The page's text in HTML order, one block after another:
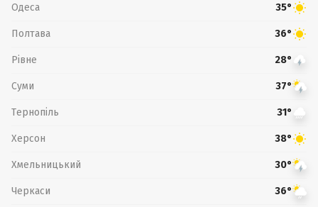
Одеса 35°
Полтава 36°
Рівне 28°
Суми 37°
Тернопіль 31°
Херсон 38°
Хмельницький 30°
Черкаси 36°